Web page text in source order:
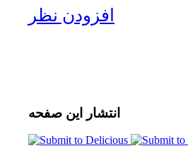
افزودن نظر
انتشار این صفحه